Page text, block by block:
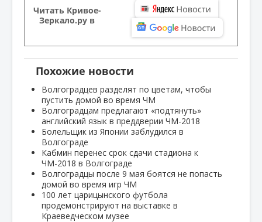
Читать Кривое-
Зеркало.ру в
Похожие новости
Волгоградцев разделят по цветам, чтобы
пустить домой во время ЧМ
Волгоградцам предлагают «подтянуть»
английский язык в преддверии ЧМ-2018
Болельщик из Японии заблудился в
Волгограде
Кабмин перенес срок сдачи стадиона к
ЧМ-2018 в Волгограде
Волгоградцы после 9 мая боятся не попасть
домой во время игр ЧМ
100 лет царицынского футбола
продемонстрируют на выставке в
Краеведческом музее